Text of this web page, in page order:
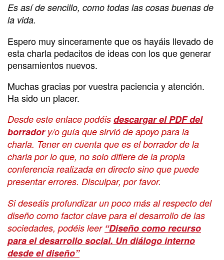
Es así de sencillo, como todas las cosas buenas de
la vida.
Espero muy sinceramente que os hayáis llevado de
esta charla pedacitos de ideas con los que generar
pensamientos nuevos.
Muchas gracias por vuestra paciencia y atención.
Ha sido un placer.
Desde este enlace podéis descargar el PDF del
borradory/o guía que sirvió de apoyo para la
charla. Tener en cuenta que es el borrador de la
charla por lo que, no solo difiere de la propia
conferencia realizada en directo sino que puede
presentar errores. Disculpar, por favor.
Si deseáis profundizar un poco más al respecto del
diseño como factor clave para el desarrollo de las
sociedades, podéis leer “Diseño como recurso
para el desarrollo social. Un diálogo interno
desde el diseño”